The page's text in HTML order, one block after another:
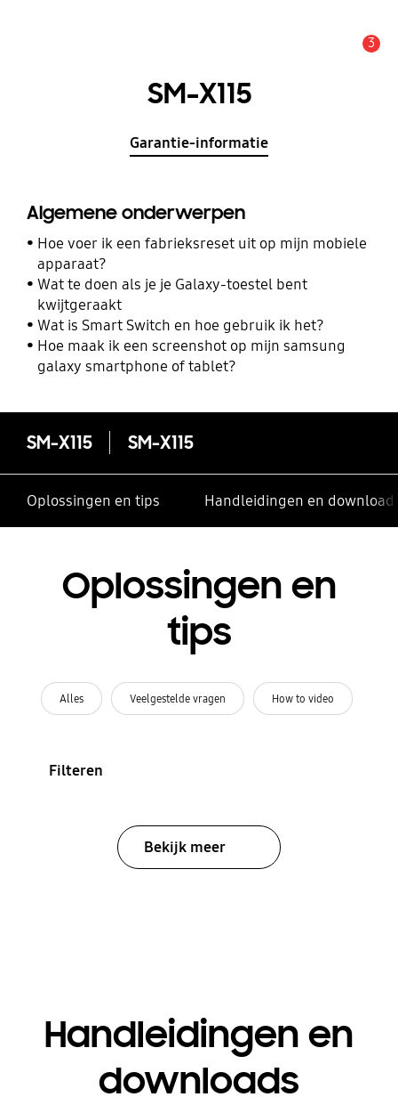
3
SM-X115
Garantie-informatie
Algemene onderwerpen
Hoe voer ik een fabrieksreset uit op mijn mobiele
apparaat?
Wat te doen als je je Galaxy-toestel bent
kwijtgeraakt
Wat is Smart Switch en hoe gebruik ik het?
Hoe maak ik een screenshot op mijn samsung
galaxy smartphone of tablet?
SM-X115 SM-X115
Oplossingen en tips Handleidingen en
Oplossingen en
tips
Alles Veelgestelde vragen How to video
Filteren
Bekijk meer
Handleidingen en
downloads